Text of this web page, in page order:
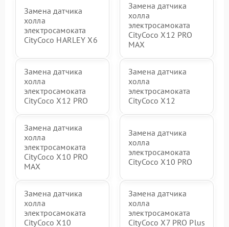
Замена датчика
холла
электросамоката
CityCoco HARLEY X6
Замена датчика
холла
электросамоката
CityCoco X12 PRO
MAX
Замена датчика
холла
электросамоката
CityCoco X12 PRO
Замена датчика
холла
электросамоката
CityCoco X12
Замена датчика
холла
электросамоката
CityCoco X10 PRO
MAX
Замена датчика
холла
электросамоката
CityCoco X10 PRO
Замена датчика
холла
электросамоката
CityCoco X10
Замена датчика
холла
электросамоката
CityCoco X7 PRO Plus